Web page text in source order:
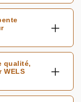
qualité,
WELS